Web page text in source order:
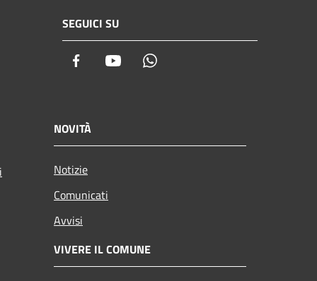
SEGUICI SU
Facebook Youtube
NOVITÀ
Notizie
Comunicati
Avvisi
VIVERE IL COMUNE